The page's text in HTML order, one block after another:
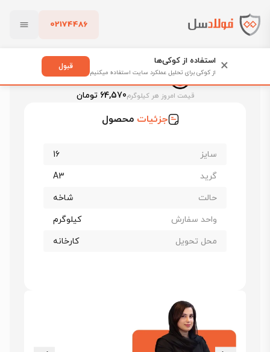
02174486
پاک کردن
فولادسل
قیمت میلگرد ۱۶ اهواز
قیمت امروز هر کیلوگرم64,570 تومان
جزئیات محصول
سایز
16
گرید
A3
حالت
شاخه
واحد سفارش
کیلوگرم
محل تحویل
کارخانه
× استفاده از کوکی‌ها
از کوکی برای تحلیل عملکرد سایت استفاده میکنیم
قبول